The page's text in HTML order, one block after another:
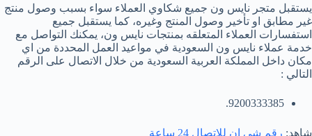
يستقبل متجر نايس ون جميع شكاوي العملاء سواء بسبب وصول منتج
غير مطابق او تأخير وصول المنتج وغيره، كما يستقبل جميع
استفسارات العملاء المتعلقه بمنتجات نايس ون، يمكنك التواصل مع
خدمة عملاء نايس ون السعودية في مواعيد العمل المحددة من اي
مكان داخل المملكة العربية السعودية من خلال الاتصال على الرقم
التالي :
9200333385.
شاهد: رقم شي ان للاتصال 24 ساعة